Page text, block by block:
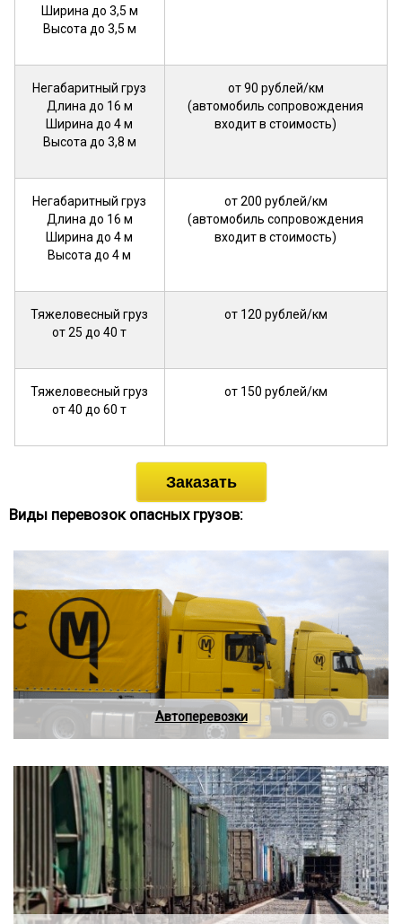
Ширина до 3,5 м
Высота до 3,5 м
Негабаритный груз
Длина до 16 м
Ширина до 4 м
Высота до 3,8 м
от 90 рублей/км
(автомобиль сопровождения
входит в стоимость)
Негабаритный груз
Длина до 16 м
Ширина до 4 м
Высота до 4 м
от 200 рублей/км
(автомобиль сопровождения
входит в стоимость)
Тяжеловесный груз
от 25 до 40 т
от 120 рублей/км
Тяжеловесный груз
от 40 до 60 т
от 150 рублей/км
Заказать
Виды перевозок опасных грузов:
Автоперевозки